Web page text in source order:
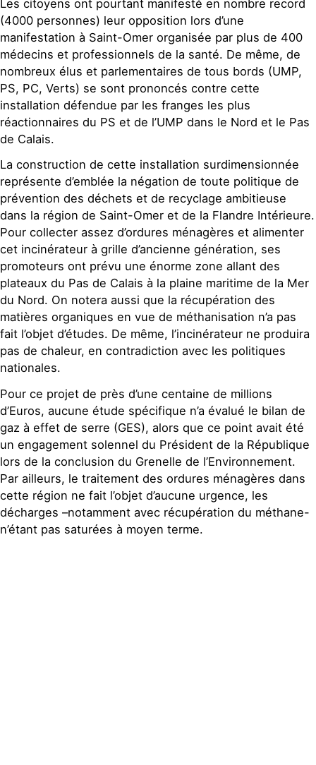
Les citoyens ont pourtant manifesté en nombre record
(4000 personnes) leur opposition lors d’une
manifestation à Saint-Omer organisée par plus de 400
médecins et professionnels de la santé. De même, de
nombreux élus et parlementaires de tous bords (UMP,
PS, PC, Verts) se sont prononcés contre cette
installation défendue par les franges les plus
réactionnaires du PS et de l’UMP dans le Nord et le Pas
de Calais.
La construction de cette installation surdimensionnée
représente d’emblée la négation de toute politique de
prévention des déchets et de recyclage ambitieuse
dans la région de Saint-Omer et de la Flandre Intérieure.
Pour collecter assez d’ordures ménagères et alimenter
cet incinérateur à grille d’ancienne génération, ses
promoteurs ont prévu une énorme zone allant des
plateaux du Pas de Calais à la plaine maritime de la Mer
du Nord. On notera aussi que la récupération des
matières organiques en vue de méthanisation n’a pas
fait l’objet d’études. De même, l’incinérateur ne produira
pas de chaleur, en contradiction avec les politiques
nationales.
Pour ce projet de près d’une centaine de millions
d’Euros, aucune étude spécifique n’a évalué le bilan de
gaz à effet de serre (GES), alors que ce point avait été
un engagement solennel du Président de la République
lors de la conclusion du Grenelle de l’Environnement.
Par ailleurs, le traitement des ordures ménagères dans
cette région ne fait l’objet d’aucune urgence, les
décharges –notamment avec récupération du méthane-
n’étant pas saturées à moyen terme.